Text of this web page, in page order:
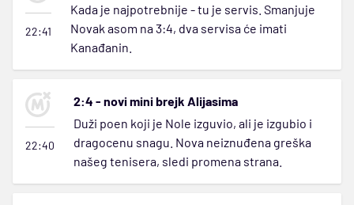
22:41
Kada je najpotrebnije - tu je servis. Smanjuje
Novak asom na 3:4, dva servisa će imati
Kanađanin.
22:40
2:4 - novi mini brejk Alijasima
Duži poen koji je Nole izguvio, ali je izgubio i
dragocenu snagu. Nova neiznuđena greška
našeg tenisera, sledi promena strana.